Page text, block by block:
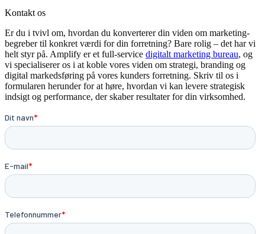
Kontakt os
Er du i tvivl om, hvordan du konverterer din viden om marketing-
begreber til konkret værdi for din forretning? Bare rolig – det har vi
helt styr på. Amplify er et full-service digitalt marketing bureau, og
vi specialiserer os i at koble vores viden om strategi, branding og
digital markedsføring på vores kunders forretning. Skriv til os i
formularen herunder for at høre, hvordan vi kan levere strategisk
indsigt og performance, der skaber resultater for din virksomhed.